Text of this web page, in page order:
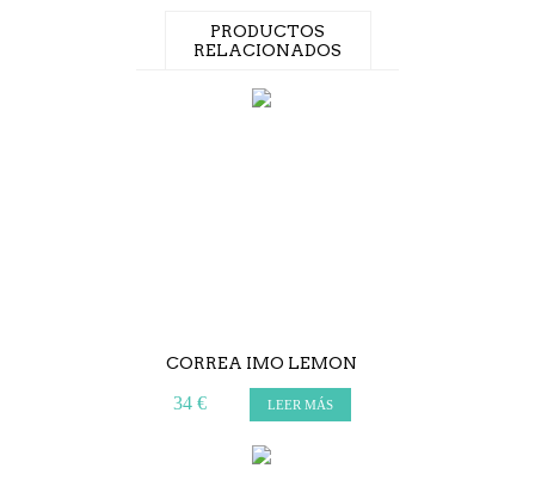
PRODUCTOS
RELACIONADOS
CORREA IMO LEMON
34 € LEER MÁS